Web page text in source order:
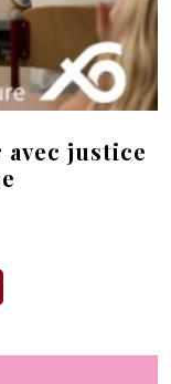
avec justice